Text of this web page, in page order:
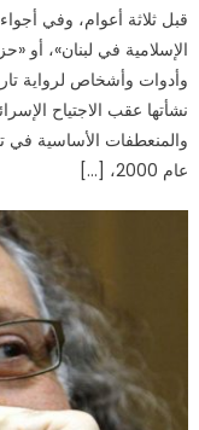
الإسلامية في لبنان»، أو
وأدوات وأشخاص لرواية
والمنعطفات الأساسية في
عام 2000، […]